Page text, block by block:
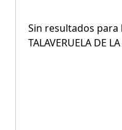
Sin resultados para
TALAVERUELA DE